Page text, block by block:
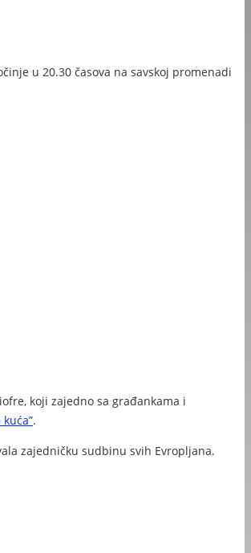
u 20.30 časova na savskoj promenadi
koji zajedno sa građankama i
.
zajedničku sudbinu svih Evropljana.